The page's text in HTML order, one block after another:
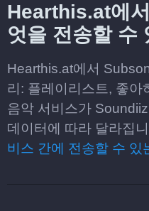
Hearthis.at에
엇을 전송할 수
Hearthis.at에서
리: 플레이리스트, 좋
음악 서비스가
데이터에 따라 달라집
비스 간에 전송할 수 있